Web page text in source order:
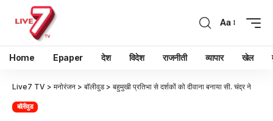
Aa
Home Epaper देश विदेश राजनीती व्यापार खेल
Live7 TV > मनोरंजन > बॉलीवुड> बहुमुखी प्रतिभा से दर्शकों को दीवाना बनाया सी. चंद्र ने
बॉलीवुड